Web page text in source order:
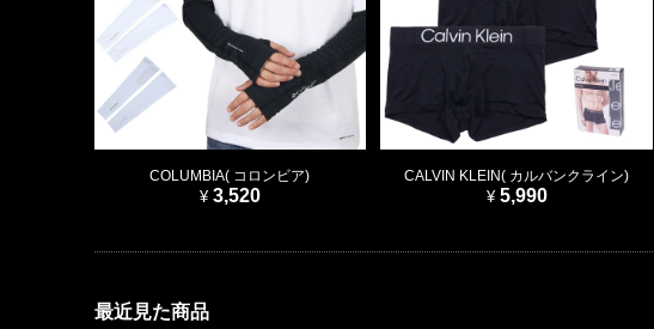
COLUMBIA( コロンビア)
3,520
CALVIN KLEIN( カルバンクライン)
5,990
最近見た商品